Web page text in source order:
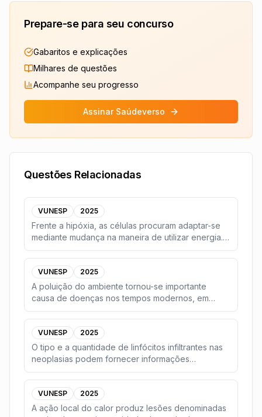
Prepare-se para seu concurso
Gabaritos e explicações
Milhares de questões
Acompanhe seu progresso
Assinar Saúdeverso
Questões Relacionadas
VUNESP 2025
Frente a hipóxia, as células procuram adaptar-se
mediante mudança na maneira de utilizar energia.
Es...
VUNESP 2025
A poluição do ambiente tornou-se importante
causa de doenças nos tempos modernos, em
razão dos proce...
VUNESP 2025
O tipo e a quantidade de linfócitos infiltrantes nas
neoplasias podem fornecer informações
prognósti...
VUNESP 2025
A ação local do calor produz lesões denominadas